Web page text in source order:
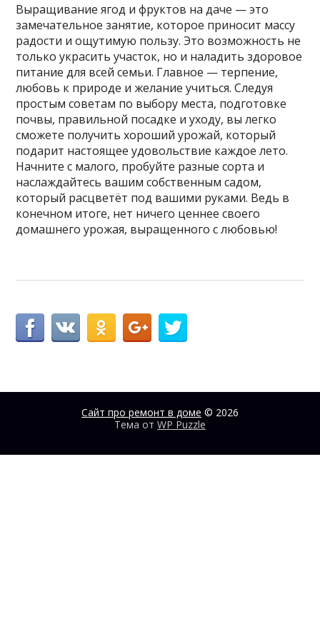
Выращивание ягод и фруктов на даче — это
замечательное занятие, которое приносит массу
радости и ощутимую пользу. Это возможность не
только украсить участок, но и наладить здоровое
питание для всей семьи. Главное — терпение,
любовь к природе и желание учиться. Следуя
простым советам по выбору места, подготовке
почвы, правильной посадке и уходу, вы легко
сможете получить хороший урожай, который
подарит настоящее удовольствие каждое лето.
Начните с малого, пробуйте разные сорта и
наслаждайтесь вашим собственным садом,
который расцветёт под вашими руками. Ведь в
конечном итоге, нет ничего ценнее своего
домашнего урожая, выращенного с любовью!
Сайт про ремонт в доме © 2026
Тема от WP Puzzle